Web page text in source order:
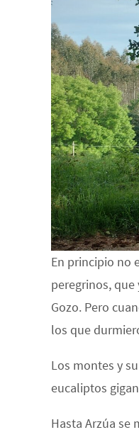
En principio no
peregrinos,
Gozo. Pero
los que
Los montes y
eucaliptos
Hasta Arzúa se